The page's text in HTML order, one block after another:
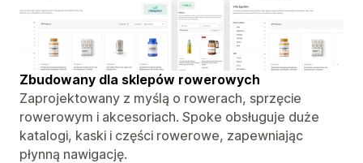
Zbudowany dla sklepów rowerowych
Zaprojektowany z myślą o rowerach, sprzęcie
rowerowym i akcesoriach. Spoke obsługuje duże
katalogi, kaski i części rowerowe, zapewniając
płynną nawigację.